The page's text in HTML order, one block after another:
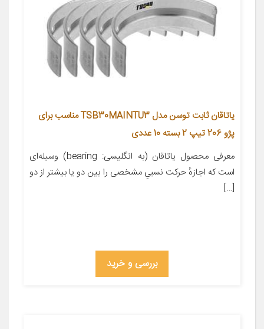
یاتاقان ثابت توسن مدل TSB30MAINTU3 مناسب برای
پژو 206 تیپ 2 بسته 10 عددی
معرفی محصول یاتاقان (به انگلیسی: bearing) وسیله‌ای
است که اجازهٔ حرکت نسبیِ مشخصی را بین دو یا بیشتر از دو
[…]
بررسی و خرید